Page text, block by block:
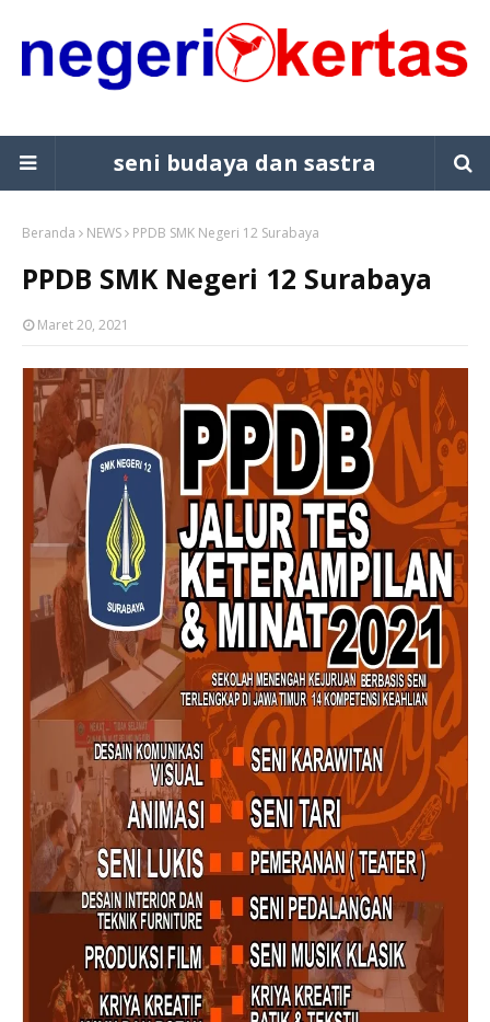
seni budaya dan sastra
Beranda NEWS PPDB SMK Negeri 12 Surabaya
PPDB SMK Negeri 12 Surabaya
Maret 20, 2021